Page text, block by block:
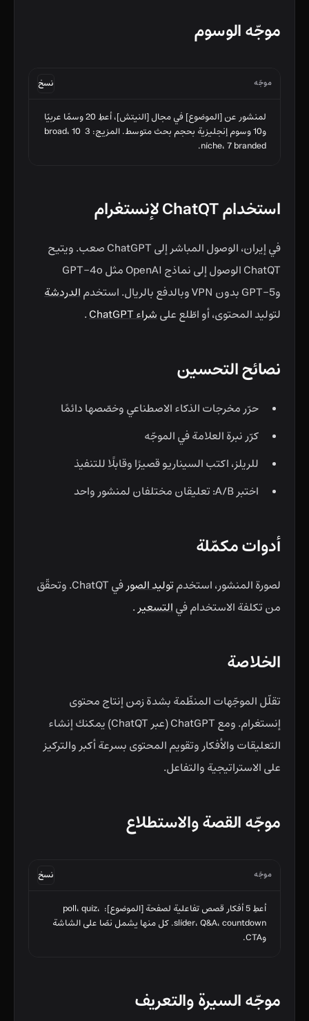
موجّه الوسوم
موجّه نسخ
و10 وسوم إنجليزية بحجم بحث متوسط. المزيج: 3 broad، 10
niche، 7 branded.
استخدام ChatQT لإنستغرام
في إيران، الوصول المباشر إلى ChatGPT صعب. ويتيح
ChatQT الوصول إلى نماذج OpenAI مثل GPT-4o
وGPT-5 بدون VPN وبالدفع بالريال. استخدم
الدردشة
لتوليد المحتوى، أو اطّلع علىشراء ChatGPT .
نصائح التحسين
حرّر مخرجات الذكاء الاصطناعي وخصّصها دائمًا
كرّر نبرة العلامة في الموجّه
للريلز، اكتب السيناريو قصيرًا وقابلًا للتنفيذ
اختبر A/B: تعليقان مختلفان لمنشور واحد
أدوات مكمّلة
لصورة المنشور، استخدمتوليد الصور
في ChatQT. وتحقّق
من تكلفة الاستخدام فيالتسعير.
الخلاصة
تقلّل الموجّهات المنظّمة بشدة زمن إنتاج محتوى
إنستغرام. ومع ChatGPT (عبر ChatQT) يمكنك إنشاء
التعليقات والأفكار وتقويم المحتوى بسرعة أكبر والتركيز
على الاستراتيجية والتفاعل.
موجّه القصة والاستطلاع
موجّه نسخ
أعطِ 5 أفكار قصص تفاعلية لصفحة [الموضوع]: poll، quiz،
وCTA.
موجّه السيرة والتعريف